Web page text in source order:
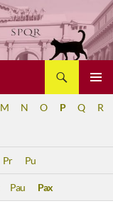
M N O P Q R
Pr Pu
Pau Pax